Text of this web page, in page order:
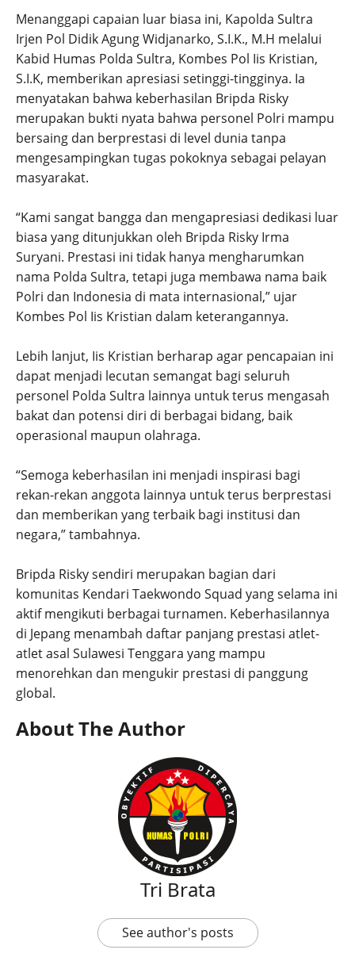
Menanggapi capaian luar biasa ini, Kapolda Sultra
Irjen Pol Didik Agung Widjanarko, S.I.K., M.H melalui
Kabid Humas Polda Sultra, Kombes Pol Iis Kristian,
S.I.K, memberikan apresiasi setinggi-tingginya. Ia
menyatakan bahwa keberhasilan Bripda Risky
merupakan bukti nyata bahwa personel Polri mampu
bersaing dan berprestasi di level dunia tanpa
mengesampingkan tugas pokoknya sebagai pelayan
masyarakat.
“Kami sangat bangga dan mengapresiasi dedikasi luar
biasa yang ditunjukkan oleh Bripda Risky Irma
Suryani. Prestasi ini tidak hanya mengharumkan
nama Polda Sultra, tetapi juga membawa nama baik
Polri dan Indonesia di mata internasional,” ujar
Kombes Pol Iis Kristian dalam keterangannya.
Lebih lanjut, Iis Kristian berharap agar pencapaian ini
dapat menjadi lecutan semangat bagi seluruh
personel Polda Sultra lainnya untuk terus mengasah
bakat dan potensi diri di berbagai bidang, baik
operasional maupun olahraga.
“Semoga keberhasilan ini menjadi inspirasi bagi
rekan-rekan anggota lainnya untuk terus berprestasi
dan memberikan yang terbaik bagi institusi dan
negara,” tambahnya.
Bripda Risky sendiri merupakan bagian dari
komunitas Kendari Taekwondo Squad yang selama ini
aktif mengikuti berbagai turnamen. Keberhasilannya
di Jepang menambah daftar panjang prestasi atlet-
atlet asal Sulawesi Tenggara yang mampu
menorehkan dan mengukir prestasi di panggung
global.
About The Author
Tri Brata
See author's posts